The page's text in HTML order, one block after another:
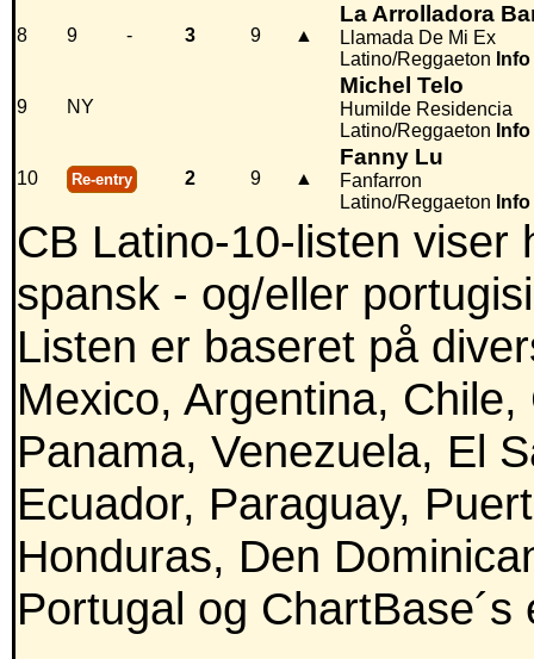
8 9 - 3 9 ▲
La Arrolladora
Llamada De Mi Ex
Latino/Reggaeton Info
9 NY
Michel Telo
Humilde Residencia
Latino/Reggaeton Info
10 Re-entry 2 9 ▲
Fanny Lu
Fanfarron
Latino/Reggaeton Info
CB Latino-10-listen viser
spansk - og/eller
Listen er baseret på
Mexico, Argentina,
Panama, Venezuela, El
Ecuador, Paraguay,
Honduras, Den
Portugal og ChartBase´s